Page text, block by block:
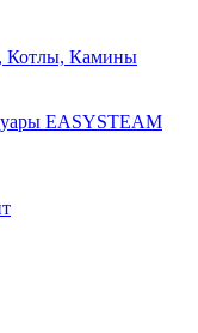
Котлы, Камины
EASYSTEAM